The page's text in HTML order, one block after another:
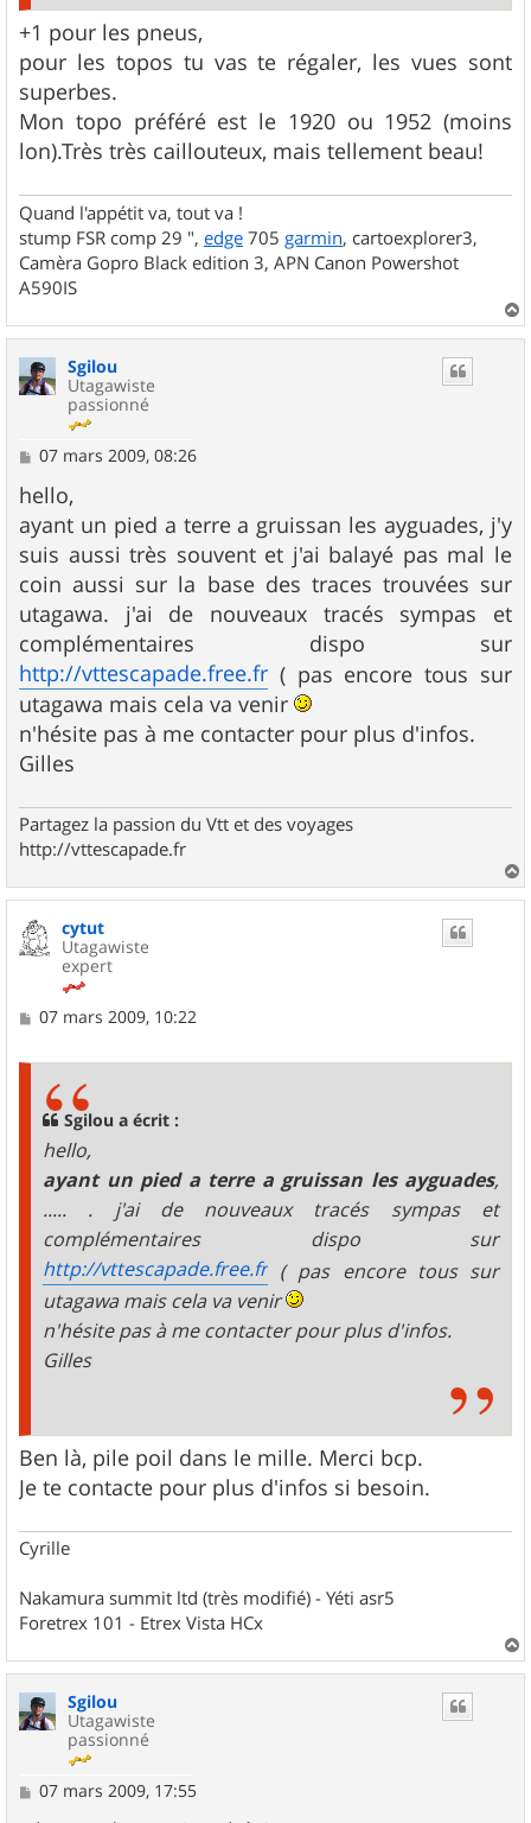
+1 pour les pneus,
pour les topos tu vas te régaler, les vues sont
superbes.
Mon topo préféré est le 1920 ou 1952 (moins
lon).Très très caillouteux, mais tellement beau!
Quand l'appétit va, tout va !
stump FSR comp 29 ", edge 705 garmin, cartoexplorer3,
Camèra Gopro Black edition 3, APN Canon Powershot
A590IS
a
Sgilou
Utagawiste
passionné
M
s
s
a
g
e
07 mars 2009, 08:26
hello,
ayant un pied a terre a gruissan les ayguades, j'y
suis aussi très souvent et j'ai balayé pas mal le
coin aussi sur la base des traces trouvées sur
utagawa. j'ai de nouveaux tracés sympas et
complémentaires dispo sur
http://vttescapade.free.fr ( pas encore tous sur
utagawa mais cela va venir
n'hésite pas à me contacter pour plus d'infos.
Gilles
Partagez la passion du Vtt et des voyages
http://vttescapade.fr
a
cytut
Utagawiste
expert
M
07 mars 2009, 10:22
Sgilou a écrit :
hello,
ayant un pied a terre a gruissan les ayguades,
..... . j'ai de nouveaux tracés sympas et
complémentaires dispo sur
http://vttescapade.free.fr ( pas encore tous sur
utagawa mais cela va venir
n'hésite pas à me contacter pour plus d'infos.
Gilles
Ben là, pile poil dans le mille. Merci bcp.
Je te contacte pour plus d'infos si besoin.
Cyrille
Nakamura summit ltd (très modifié) - Yéti asr5
Foretrex 101 - Etrex Vista HCx
a
Sgilou
Utagawiste
passionné
M
07 mars 2009, 17:55